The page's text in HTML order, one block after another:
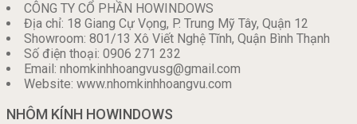
CÔNG TY CỔ PHẦN HOWINDOWS
Địa chỉ: 18 Giang Cự Vọng, P. Trung Mỹ Tây, Quận 12
Showroom: 801/13 Xô Viết Nghệ Tĩnh, Quận Bình Thạnh
Số điện thoại: 0906 271 232
Email: nhomkinhhoangvusg@gmail.com
Website: www.nhomkinhhoangvu.com
NHÔM KÍNH HOWINDOWS